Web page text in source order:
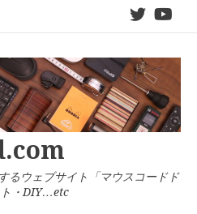
twitter
るウェブサイト「マウスコードド
ト・DIY…etc